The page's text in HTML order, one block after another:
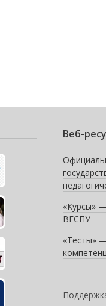
Веб-
«Курсы»
ВГСПУ
«Тесты»